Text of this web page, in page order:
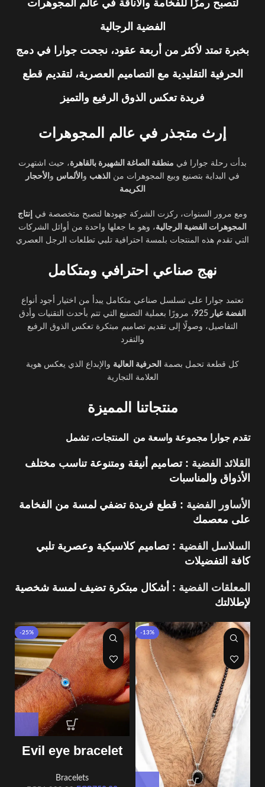
لتصبح رمزًا للفخامة والأناقة في عالم المجوهرات
الفضية الرجالية
بخبرة تمتد لأكثر من أربعة عقود، نجحت جوارا في دمج
الحرفية التقليدية مع التصاميم العصرية، لتقديم قطع
فريدة تعكس الذوق الرفيع والتميز
إرث متجذر في عالم المجوهرات
بدأت رحلة جوارا في منطقة الصاغة الشهيرة بالقاهرة، حيث اشتهرت
في البداية بتصنيع وبيع المجوهرات من
الذهب و الألماس و الأحجار
الكريمة
ومع مرور السنوات، ركزت الشركة جهودها لتصبح متخصصة في
إنتاج
المجوهرات الفضية الرجالية، وهو ما جعلها واحدة من أوائل الشركات
التي تقدم هذه المنتجات بلمسة احترافية تلبي تطلعات الرجل العصري
نهج صناعي احترافي ومتكامل
تعتمد جوارا على تسلسل صناعي متكامل يبدأ من اختيار أجود أنواع
الفضة عيار 925
، مرورًا بعملية التصنيع التي تتم بأحدث التقنيات وأدق
التفاصيل، وصولًا إلى تقديم تصاميم مبتكرة تعكس الذوق الرفيع
والتفرد
كل قطعة تحمل بصمة الحرفية العالية والإبداع الذي يعكس هوية
العلامة التجارية
منتجاتنا المميزة
تقدم جوارا مجموعة واسعة من المنتجات، تشمل
القلائد الفضية : تصاميم أنيقة ومتنوعة تناسب مختلف
الأذواق والمناسبات
الأساور الفضية : قطع فريدة تضفي لمسة من الفخامة
على معصمك
السلاسل الفضية : تصاميم كلاسيكية وعصرية تلبي
كافة التفضيلات
المعلقات الفضية : أشكال مبتكرة تضيف لمسة شخصية
لإطلالتك
-25%
Evil eye bracelet
Bracelets
-13%